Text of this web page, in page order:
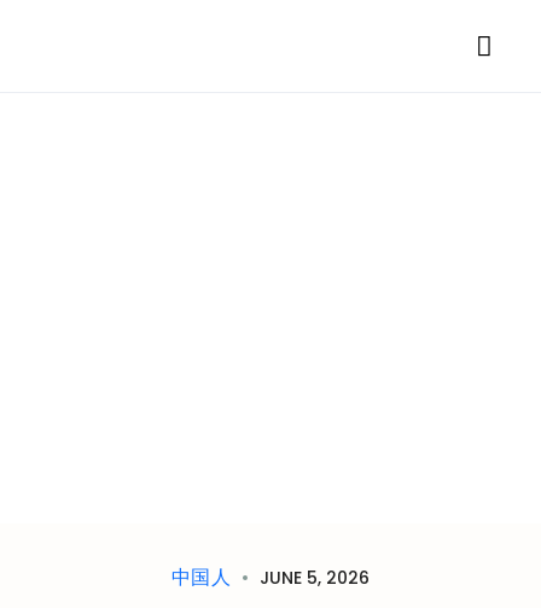
中国人 JUNE 5, 2026